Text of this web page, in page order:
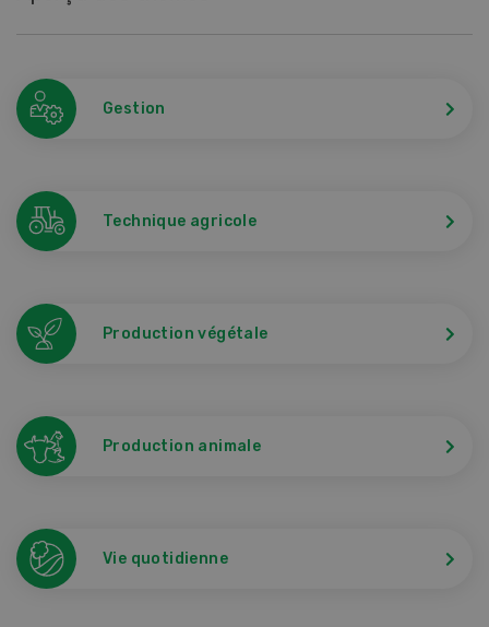
Gestion
Technique agricole
Production végétale
Production animale
Vie quotidienne